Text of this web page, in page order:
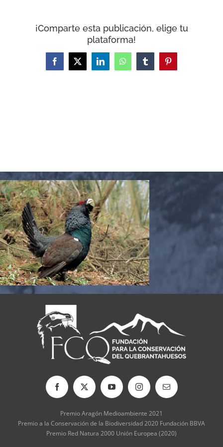
¡Comparte esta publicación, elige tu
plataforma!
Facebook
X LinkedInWhatsAppTumblrPinterest
Premio Aragón Medioambiente 2021
Premio a la Conservación de la Biodiversidad 2020 Fundación BBVA
Premio Red Natura 2000 Unión Europea (2020)